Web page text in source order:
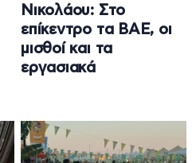
Νικολάου: Στο
επίκεντρο τα ΒΑΕ, οι
μισθοί και τα
εργασιακά